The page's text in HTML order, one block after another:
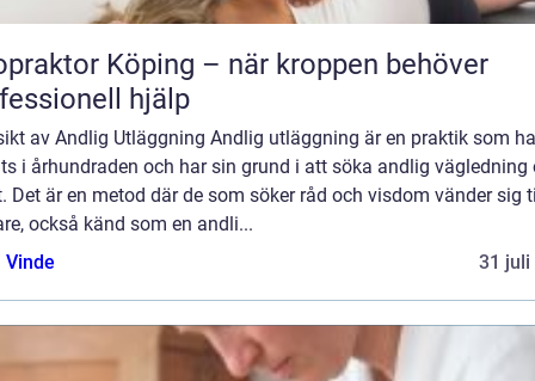
Köping – när kroppen behöver
hjälp
av Andlig Utläggning Andlig utläggning är en praktik som
i århundraden och har sin grund i att söka andlig vägledning
Det är en metod där de som söker råd och visdom vänder sig
också känd som en andli...
Vinde
31 juli